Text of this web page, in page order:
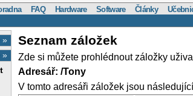
FAQ Hardware Software Články
»
»
Seznam záložek
Zde si můžete prohlédnout záložky
Adresář: /Tony
V tomto adresáři záložek jsou